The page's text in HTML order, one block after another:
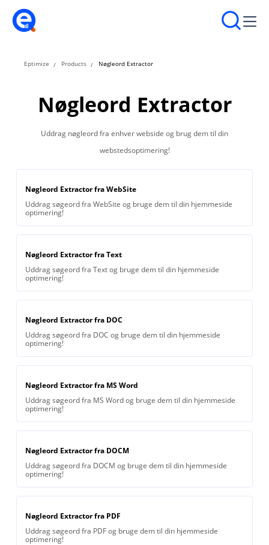
Eptimize Products Nøgleord Extractor
Nøgleord Extractor
Uddrag nøgleord fra enhver webside og brug dem til din
webstedsoptimering!
Nøgleord Extractor fra WebSite
Uddrag søgeord fra WebSite og bruge dem til din hjemmeside
optimering!
Nøgleord Extractor fra Text
Uddrag søgeord fra Text og bruge dem til din hjemmeside
optimering!
Nøgleord Extractor fra DOC
Uddrag søgeord fra DOC og bruge dem til din hjemmeside
optimering!
Nøgleord Extractor fra MS Word
Uddrag søgeord fra MS Word og bruge dem til din hjemmeside
optimering!
Nøgleord Extractor fra DOCM
Uddrag søgeord fra DOCM og bruge dem til din hjemmeside
optimering!
Nøgleord Extractor fra PDF
Uddrag søgeord fra PDF og bruge dem til din hjemmeside
optimering!